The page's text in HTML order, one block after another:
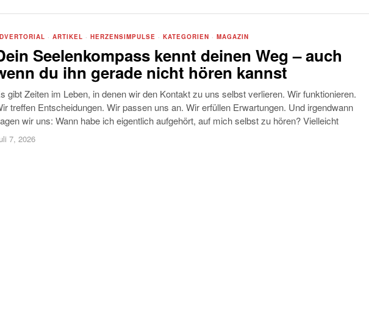
· ARTIKEL · HERZENSIMPULSE · KATEGORIEN · MAGAZIN
Seelenkompass kennt deinen Weg – auch
du ihn gerade nicht hören kannst
gibt Zeiten im Leben, in denen wir den Kontakt zu uns selbst verlieren. Wir funktionieren.
treffen Entscheidungen. Wir passen uns an. Wir erfüllen Erwartungen. Und irgendwann
wir uns: Wann habe ich eigentlich aufgehört, auf mich selbst zu hören? Vielleicht
7, 2026